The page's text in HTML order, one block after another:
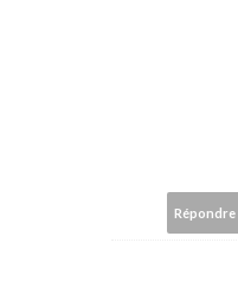
Répondre